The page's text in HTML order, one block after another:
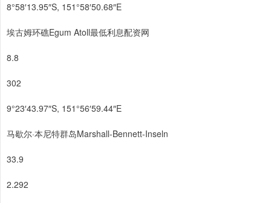
8°58′13.95″S, 151°58′50.68″E
埃古姆环礁Egum Atoll最低利息配资网
8.8
302
9°23′43.97″S, 151°56′59.44″E
马歇尔·本尼特群岛Marshall-Bennett-Inseln
33.9
2.292